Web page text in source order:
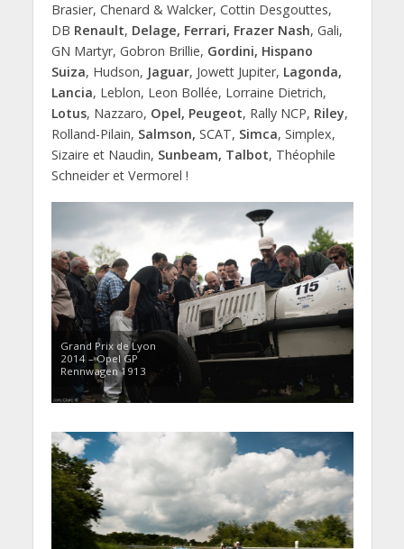
Brasier, Chenard & Walcker, Cottin Desgouttes,
DB Renault, Delage, Ferrari, Frazer Nash, Gali,
GN Martyr, Gobron Brillie, Gordini, Hispano
Suiza, Hudson, Jaguar, Jowett Jupiter, Lagonda,
Lancia, Leblon, Leon Bollée, Lorraine Dietrich,
Lotus, Nazzaro, Opel, Peugeot, Rally NCP, Riley,
Rolland-Pilain, Salmson, SCAT, Simca, Simplex,
Sizaire et Naudin, Sunbeam, Talbot, Théophile
Schneider et Vermorel !
Grand Prix de Lyon
2014 – Opel GP
Rennwagen 1913